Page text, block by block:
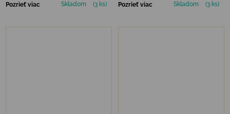
Pozrieť viac Skladom (3 ks) Pozrieť viac Skladom (3 ks)